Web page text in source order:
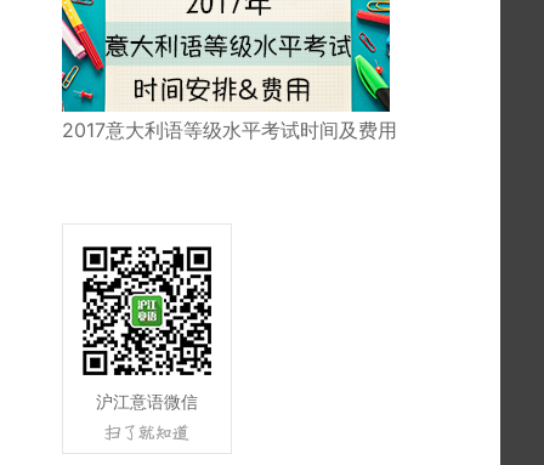
2017意大利语等级水平考试时间及费用
沪江意语微信